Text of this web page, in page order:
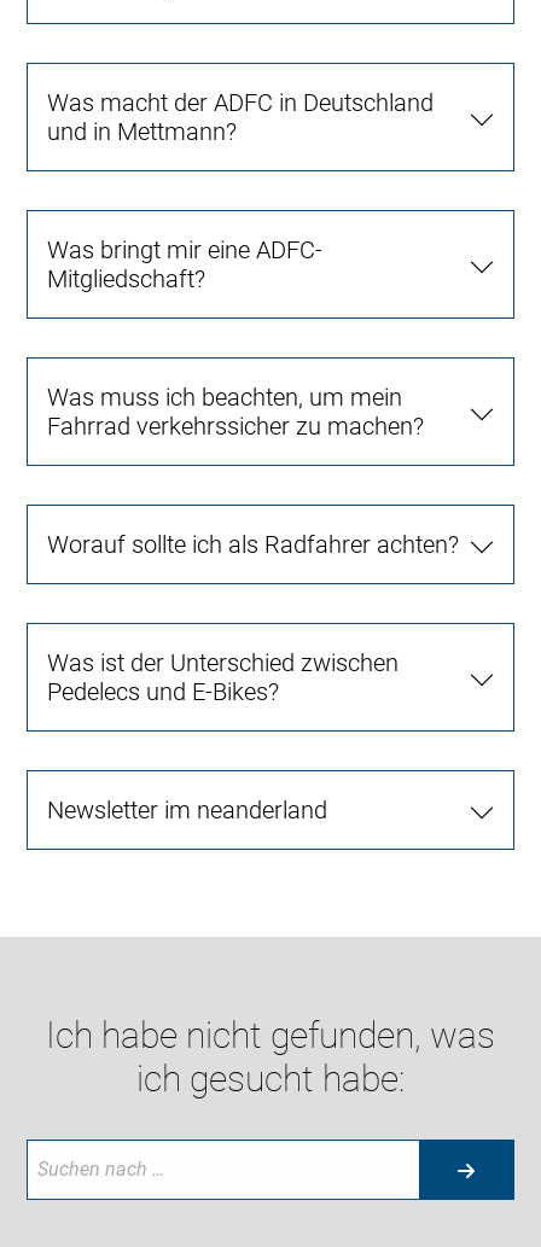
Was macht der ADFC in Deutschland
und in Mettmann?
Was bringt mir eine ADFC-
Mitgliedschaft?
Was muss ich beachten, um mein
Fahrrad verkehrssicher zu machen?
Worauf sollte ich als Radfahrer achten?
Was ist der Unterschied zwischen
Pedelecs und E-Bikes?
Newsletter im neanderland
Ich habe nicht gefunden, was
ich gesucht habe: